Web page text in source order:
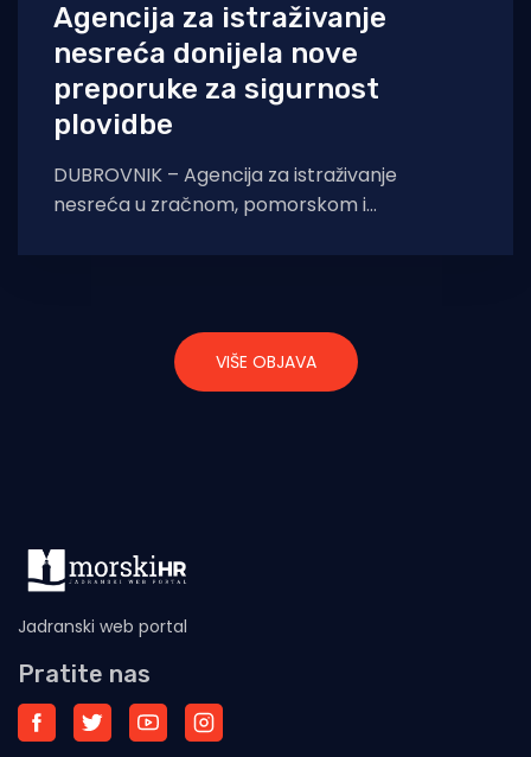
Agencija za istraživanje
nesreća donijela nove
preporuke za sigurnost
plovidbe
DUBROVNIK – Agencija za istraživanje
nesreća u zračnom, pomorskom i
pomorske nesreće kraj otoka Šipana objavila
VIŠE OBJAVA
Jadranski web portal
Pratite nas